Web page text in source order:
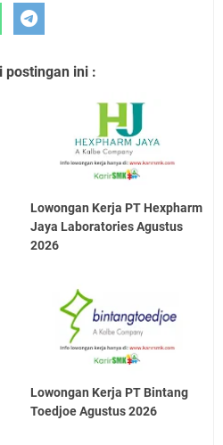
postingan ini :
Lowongan Kerja PT Hexpharm
Jaya Laboratories Agustus
2026
Lowongan Kerja PT Bintang
Toedjoe Agustus 2026